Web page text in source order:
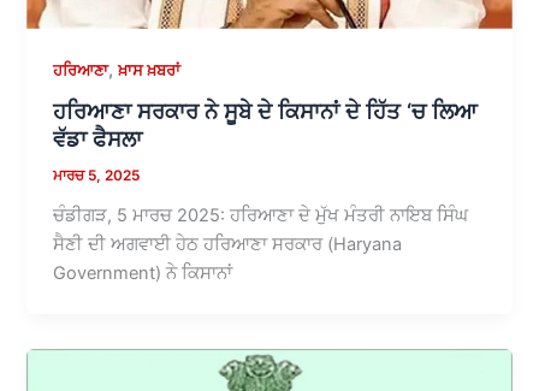
ਹਰਿਆਣਾ,ਖ਼ਾਸ ਖ਼ਬਰਾਂ
ਹਰਿਆਣਾ ਸਰਕਾਰ ਨੇ ਸੂਬੇ ਦੇ ਕਿਸਾਨਾਂ ਦੇ ਹਿੱਤ ‘ਚ ਲਿਆ
ਵੱਡਾ ਫੈਸਲਾ
ਮਾਰਚ 5, 2025
ਚੰਡੀਗੜ, 5 ਮਾਰਚ 2025: ਹਰਿਆਣਾ ਦੇ ਮੁੱਖ ਮੰਤਰੀ ਨਾਇਬ ਸਿੰਘ
ਸੈਣੀ ਦੀ ਅਗਵਾਈ ਹੇਠ ਹਰਿਆਣਾ ਸਰਕਾਰ (Haryana
Government) ਨੇ ਕਿਸਾਨਾਂ